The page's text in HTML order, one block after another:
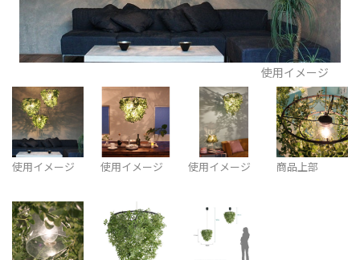
使用イメージ
使用イメージ 使用イメージ 使用イメージ 商品上部